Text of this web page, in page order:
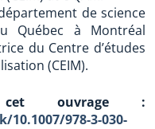
de science
Québec à Montréal
du Centre d’études
(CEIM).
ouvrage :
978-3-030-